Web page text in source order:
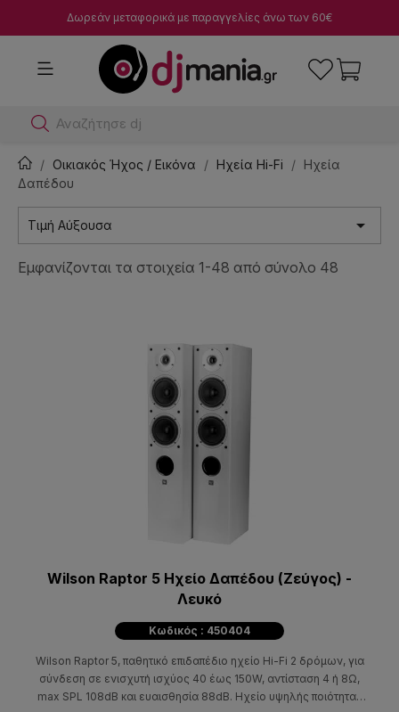
Δωρεάν μεταφορικά με παραγγελίες άνω των 60€
Αναζήτησε dj μίκτες
Οικιακός Ήχος / Εικόνα Ηχεία Hi-Fi
Ηχεία
Δαπέδου
Τιμή Αύξουσα 
Εμφανίζονται τα στοιχεία 1-48 από σύνολο 48
Wilson Raptor 5 Ηχείο Δαπέδου (Ζεύγος) -
Λευκό
Κωδικός : 450404
Wilson Raptor 5, παθητικό επιδαπέδιο ηχείο Hi-Fi 2 δρόμων, για
σύνδεση σε ενισχυτή ισχύος 40 έως 150W, αντίσταση 4 ή 8Ω,
max SPL 108dB και ευαισθησία 88dB. Ηχείο υψηλής ποιότητας